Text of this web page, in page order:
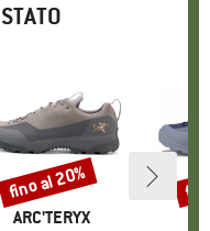
MARCHIO
ARC'TERYX
Sconto
fino al 20%